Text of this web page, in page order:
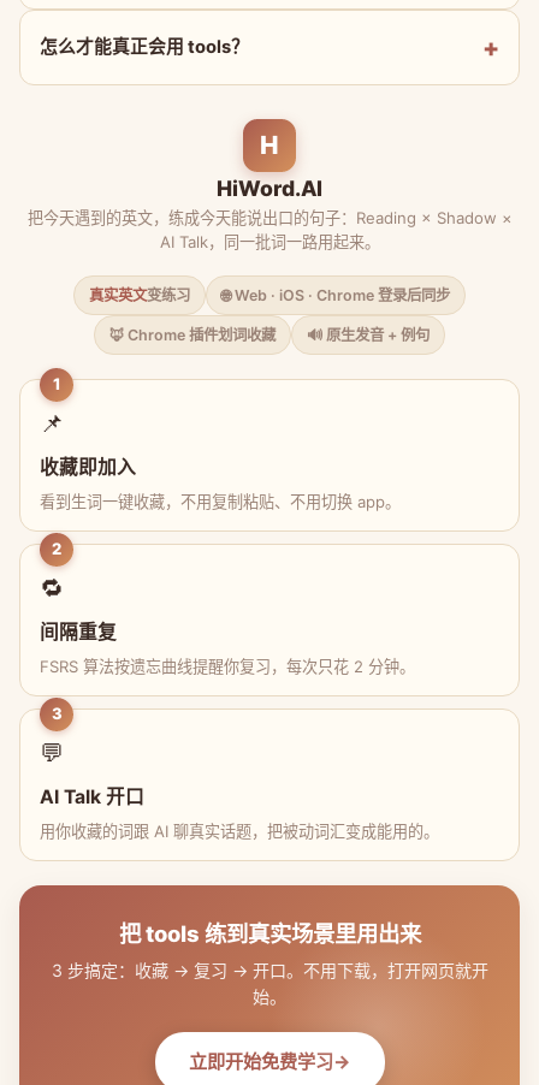
怎么才能真正会用 tools？
H
HiWord.AI
把今天遇到的英文，练成今天能说出口的句子：Reading × Shadow ×
AI Talk，同一批词一路用起来。
真实英文变练习 🌐 Web · iOS · Chrome 登录后同步
🦊 Chrome 插件划词收藏 🔊 原生发音 + 例句
1
📌
收藏即加入
看到生词一键收藏，不用复制粘贴、不用切换 app。
2
🔁
间隔重复
FSRS 算法按遗忘曲线提醒你复习，每次只花 2 分钟。
3
💬
AI Talk 开口
用你收藏的词跟 AI 聊真实话题，把被动词汇变成能用的。
把 tools 练到真实场景里用出来
3 步搞定：收藏 → 复习 → 开口。不用下载，打开网页就开
始。
立即开始免费学习